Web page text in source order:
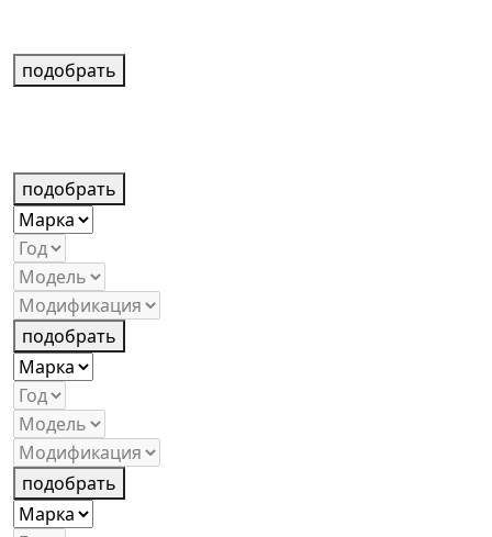
подобрать
подобрать
подобрать
подобрать